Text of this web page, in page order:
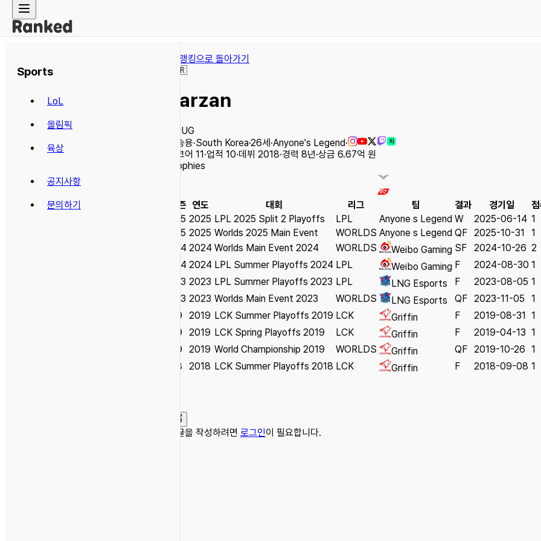
Sports
LoL
올림픽
육상
공지사항
문의하기
← 랭킹으로 돌아가기
🇰🇷
Tarzan
JUG
이승용·South Korea·26세·Anyone's Legend· 치
스코어 11·업적 10·데뷔 2018·경력 8년·상금 6.67억 원
Trophies
시즌 연도 대회 리그 팀 결과 경기일
S15 2025 LPL 2025 Split 2 Playoffs LPL Anyone s Legend W 2025-06-14 1
S15 2025 Worlds 2025 Main Event WORLDS Anyone s Legend QF 2025-10-31
1
S14 2024 Worlds Main Event 2024 WORLDS Weibo Gaming SF 2024-10-26 2
S14 2024 LPL Summer Playoffs 2024 LPL Weibo Gaming F 2024-08-30 1
S13 2023 LPL Summer Playoffs 2023 LPL LNG Esports F 2023-08-05 1
S13 2023 Worlds Main Event 2023 WORLDS LNG Esports QF 2023-11-05
1
S9
2019 LCK Summer Playoffs 2019 LCK Griffin F 2019-08-31 1
S9
2019 LCK Spring Playoffs 2019 LCK Griffin F 2019-04-13 1
S9
2019 World Championship 2019 WORLDS Griffin QF 2019-10-26 1
S8
2018 LCK Summer Playoffs 2018 LCK Griffin F 2018-09-08 1
댓글을 작성하려면 로그인이 필요합니다.